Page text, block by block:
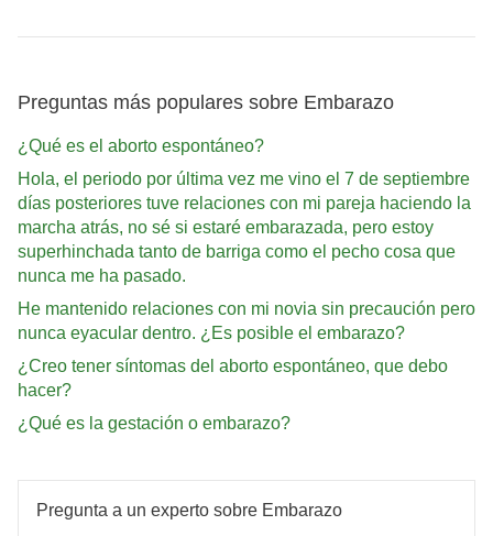
Preguntas más populares sobre Embarazo
¿Qué es el aborto espontáneo?
Hola, el periodo por última vez me vino el 7 de septiembre
días posteriores tuve relaciones con mi pareja haciendo la
marcha atrás, no sé si estaré embarazada, pero estoy
superhinchada tanto de barriga como el pecho cosa que
nunca me ha pasado.
He mantenido relaciones con mi novia sin precaución pero
nunca eyacular dentro. ¿Es posible el embarazo?
¿Creo tener síntomas del aborto espontáneo, que debo
hacer?
¿Qué es la gestación o embarazo?
Pregunta a un experto sobre Embarazo